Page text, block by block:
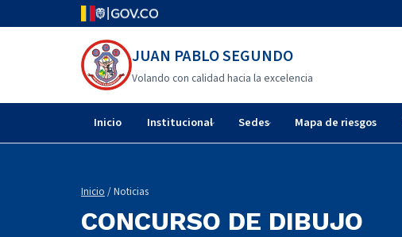
JUAN PABLO SEGUNDO
Volando con calidad hacia la excelencia
Inicio Institucional Sedes Mapa de riesgos
Inicio / Noticias
CONCURSO DE DIBUJO